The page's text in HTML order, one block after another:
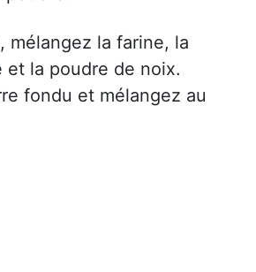
mélangez la farine, la
et la poudre de noix.
fondu et mélangez au